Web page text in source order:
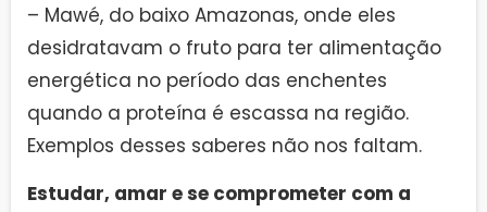
– Mawé, do baixo Amazonas, onde eles
desidratavam o fruto para ter alimentação
energética no período das enchentes
quando a proteína é escassa na região.
Exemplos desses saberes não nos faltam.
Estudar, amar e se comprometer com a